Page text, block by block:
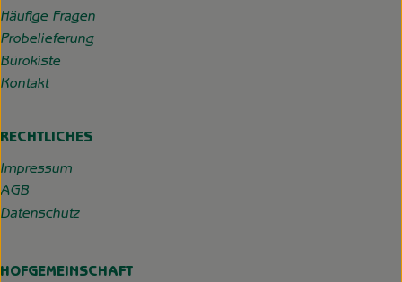
Häufige Fragen
Probelieferung
Bürokiste
Kontakt
RECHTLICHES
Impressum
AGB
Datenschutz
HOFGEMEINSCHAFT